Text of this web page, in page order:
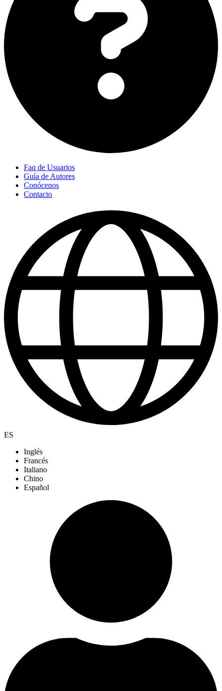
Faq de Usuarios
Guía de Autores
Conócenos
Contacto
ES
Inglés
Francés
Italiano
Chino
Español